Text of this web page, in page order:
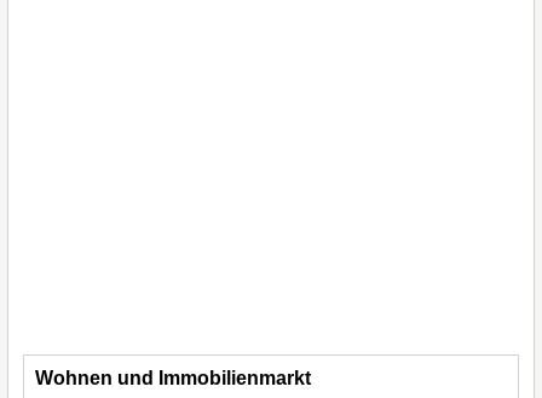
Wohnen und Immobilienmarkt